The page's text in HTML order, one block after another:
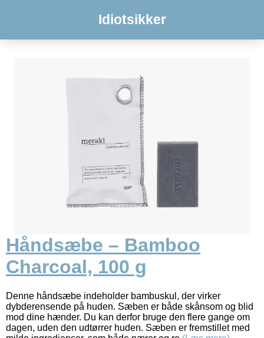
Idiotsikker
Håndsæbe – Bamboo
Charcoal, 100 g
Denne håndsæbe indeholder bambuskul, der virker
dybderensende på huden. Sæben er både skånsom og blid
mod dine hænder. Du kan derfor bruge den flere gange om
dagen, uden den udtørrer huden. Sæben er fremstillet med